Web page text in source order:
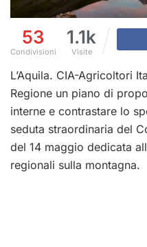
53
Condivisioni
1.1k
Visite
L’Aquila. CIA-Agricoltori
Regione un piano di
interne e contrastare lo
seduta straordinaria del
del 14 maggio dedicata
regionali sulla montagna.